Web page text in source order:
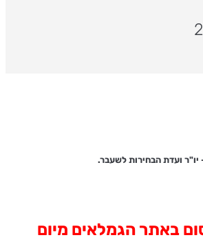
יו"ר ועדת הבחירות לשעבר.
באתר הגמלאים מיום